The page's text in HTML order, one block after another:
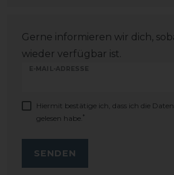
Gerne informieren wir dich,
wieder verfügbar ist.
E-MAIL-ADRESSE
Hiermit bestätige ich, dass ich die
gelesen habe. *
SENDEN